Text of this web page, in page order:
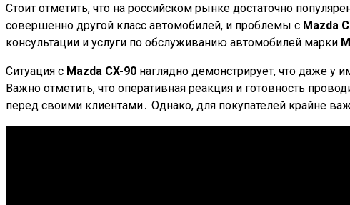
Стоит отметить, что на российском рынке достаточно
совершенно другой класс автомобилей, и проблемы с Mazda
консультации и услуги по обслуживанию автомобилей марки
Ситуация с Mazda CX-90 наглядно демонстрирует, что даже у
Важно отметить, что оперативная реакция и готовность
перед своими клиентами․ Однако, для покупателей крайне